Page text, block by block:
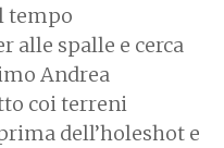
tempo
alle spalle e cerca
Andrea
coi terreni
dell’holeshot e